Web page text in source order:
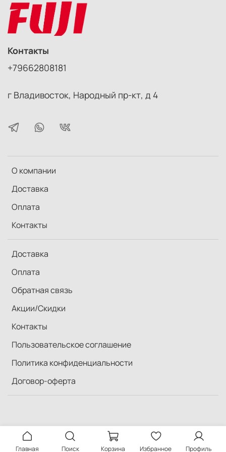
О компании
Доставка
Оплата
Контакты
Доставка
Оплата
Обратная связь
Акции/Скидки
Контакты
Пользовательское соглашение
Политика конфиденциальности
Договор-оферта
Контакты
+79662808181
г Владивосток, Народный пр-кт, д 4
Главная Поиск Корзина Избранное Профиль